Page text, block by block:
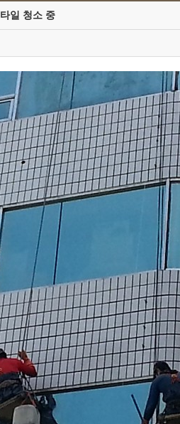
타일 청소 중